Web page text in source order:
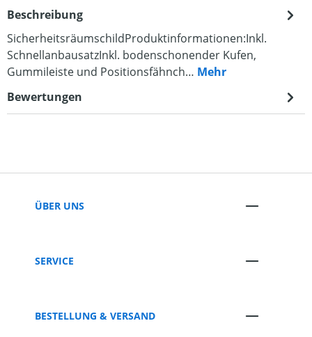
Beschreibung
SicherheitsräumschildProduktinformationen:Inkl.
SchnellanbausatzInkl. bodenschonender Kufen,
Gummileiste und Positionsfähnch… Mehr
Bewertungen
ÜBER UNS
SERVICE
BESTELLUNG & VERSAND